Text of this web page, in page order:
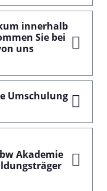
innerhalb
Sie bei
uns
Umschulung
Akademie